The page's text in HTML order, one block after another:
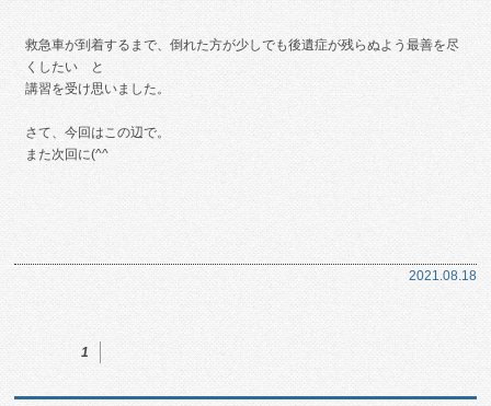
救急車が到着するまで、倒れた方が少しでも後遺症が残らぬよう最善を尽
くしたい と
講習を受け思いました。
さて、今回はこの辺で。
また次回に(^^
2021.08.18
1